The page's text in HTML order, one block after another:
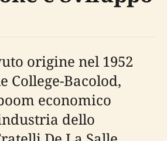
origine nel 1952
College-Bacolod,
economico
dello